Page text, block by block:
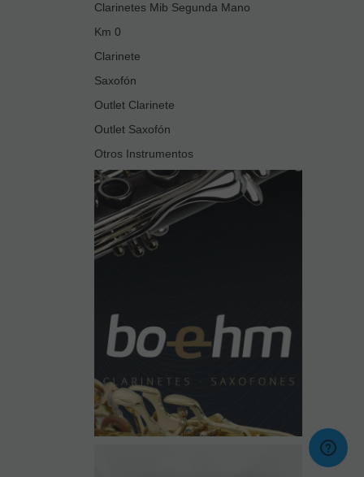
Clarinetes Mib Segunda Mano
Km 0
Clarinete
Saxofón
Outlet Clarinete
Outlet Saxofón
Otros Instrumentos